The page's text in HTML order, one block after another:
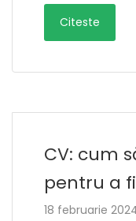
Citeste
CV: cum
pentru a
18 februarie